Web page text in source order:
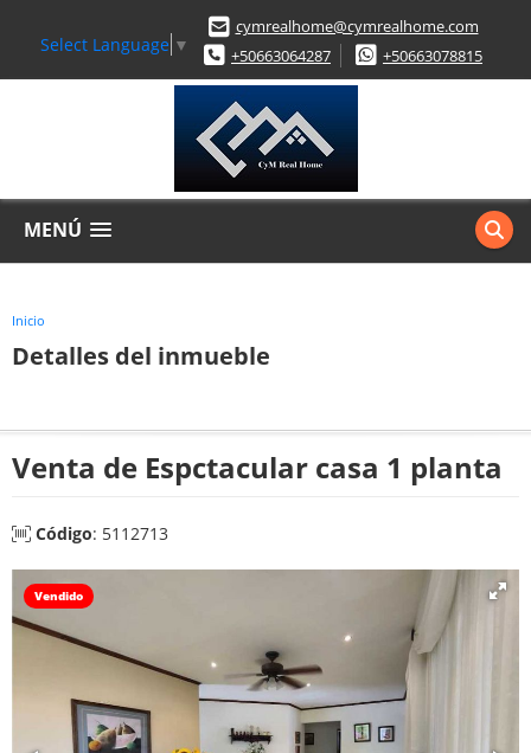
Select Language ▼
cymrealhome@cymrealhome.com
+50663064287
+50663078815
MENÚ
Inicio
Detalles del inmueble
Venta de Espctacular casa 1 planta
Código: 5112713
Vendido